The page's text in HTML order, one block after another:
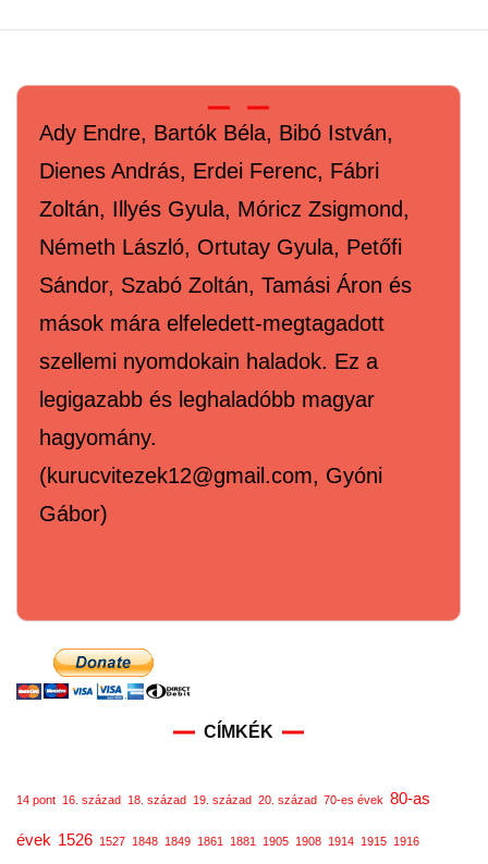
Ady Endre, Bartók Béla, Bibó István,
Dienes András, Erdei Ferenc, Fábri
Zoltán, Illyés Gyula, Móricz Zsigmond,
Németh László, Ortutay Gyula, Petőfi
Sándor, Szabó Zoltán, Tamási Áron és
mások mára elfeledett-megtagadott
szellemi nyomdokain haladok. Ez a
legigazabb és leghaladóbb magyar
hagyomány.
(kurucvitezek12@gmail.com, Gyóni
Gábor)
CÍMKÉK
14 pont 16. század 18. század 19. század 20. század 70-es évek 80-as
évek 1526 1527 1848 1849 1861 1881 1905 1908 1914 1915 1916